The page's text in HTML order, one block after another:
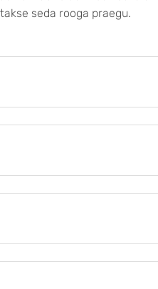
seda rooga praegu.